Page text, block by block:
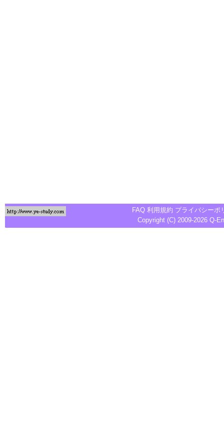
FAQ 利用規約 プライバシーポ
Copyright (C) 2009-2026 Q-